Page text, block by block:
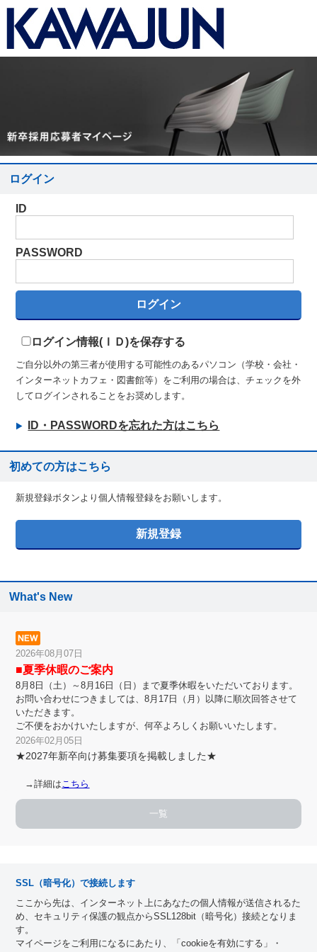
ログイン
ID
PASSWORD
ログイン情報(ＩＤ)を保存する
ご自分以外の第三者が使用する可能性のあるパソコン（学校・会社・
インターネットカフェ・図書館等）をご利用の場合は、チェックを外
してログインされることをお奨めします。
ID・PASSWORDを忘れた方はこちら
初めての方はこちら
新規登録ボタンより個人情報登録をお願いします。
What's New
2026年08月07日
■夏季休暇のご案内
8月8日（土）～8月16日（日）まで夏季休暇をいただいております。
お問い合わせにつきましては、8月17日（月）以降に順次回答させて
いただきます。
ご不便をおかけいたしますが、何卒よろしくお願いいたします。
2026年02月05日
★2027年新卒向け募集要項を掲載しました★
→詳細はこちら
一覧
SSL（暗号化）で接続します
ここから先は、インターネット上にあなたの個人情報が送信されるた
め、セキュリティ保護の観点からSSL128bit（暗号化）接続となりま
す。
マイページをご利用になるにあたり、「cookieを有効にする」・